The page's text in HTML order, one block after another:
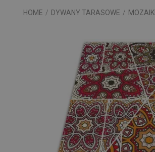
HOME / DYWANY TARASOWE / MOZAIKI